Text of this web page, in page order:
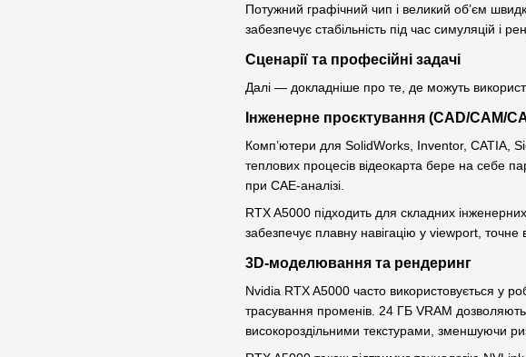
Потужний графічний чип і великий об’єм
забезпечує стабільність під час симуляцій і
Сценарії та професійні задачі
Далі — докладніше про те, де можуть
Інженерне проєктування (CAD/CAM/
Комп’ютери для SolidWorks, Inventor, CATIA,
теплових процесів відеокарта бере на себе
при CAE-аналізі.
RTX A5000 підходить для складних
забезпечує плавну навігацію у viewport, точне
3D-моделювання та рендеринг
Nvidia RTX A5000 часто використовується у
трасування променів. 24 ГБ VRAM
високороздільними текстурами, зменшуючи